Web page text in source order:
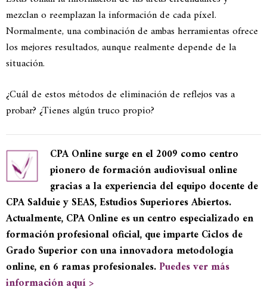
mezclan o reemplazan la información de cada píxel.
Normalmente, una combinación de ambas herramientas ofrece
los mejores resultados, aunque realmente depende de la
situación.
¿Cuál de estos métodos de eliminación de reflejos vas a
probar? ¿Tienes algún truco propio?
CPA Online surge en el 2009 como centro
pionero de formación audiovisual online
gracias a la experiencia del equipo docente de
CPA Salduie y SEAS, Estudios Superiores Abiertos.
Actualmente, CPA Online es un centro especializado en
formación profesional oficial, que imparte Ciclos de
Grado Superior con una innovadora metodología
online, en 6 ramas profesionales.Puedes ver más
información aquí >